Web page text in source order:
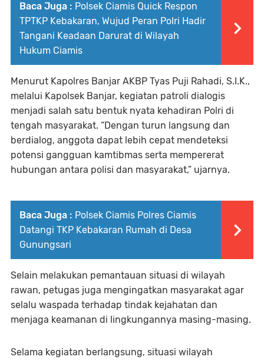
Baca Juga : Polsek Ciamis Quick Respon
TPTKP Kebakaran, Wujud Peran Polri Hadir
Tangani Keadaan Darurat di Wilayah
Hukum Ciamis
Menurut Kapolres Banjar AKBP Tyas Puji Rahadi, S.I.K.,
melalui Kapolsek Banjar, kegiatan patroli dialogis
menjadi salah satu bentuk nyata kehadiran Polri di
tengah masyarakat. “Dengan turun langsung dan
berdialog, anggota dapat lebih cepat mendeteksi
potensi gangguan kamtibmas serta mempererat
hubungan antara polisi dan masyarakat,” ujarnya.
Baca Juga : Polsek Ciamis Polres Ciamis
Datangi TKP Kebakaran Rumah di Desa
Gunungsari
Selain melakukan pemantauan situasi di wilayah
rawan, petugas juga mengingatkan masyarakat agar
selalu waspada terhadap tindak kejahatan dan
menjaga keamanan di lingkungannya masing-masing.
Selama kegiatan berlangsung, situasi wilayah